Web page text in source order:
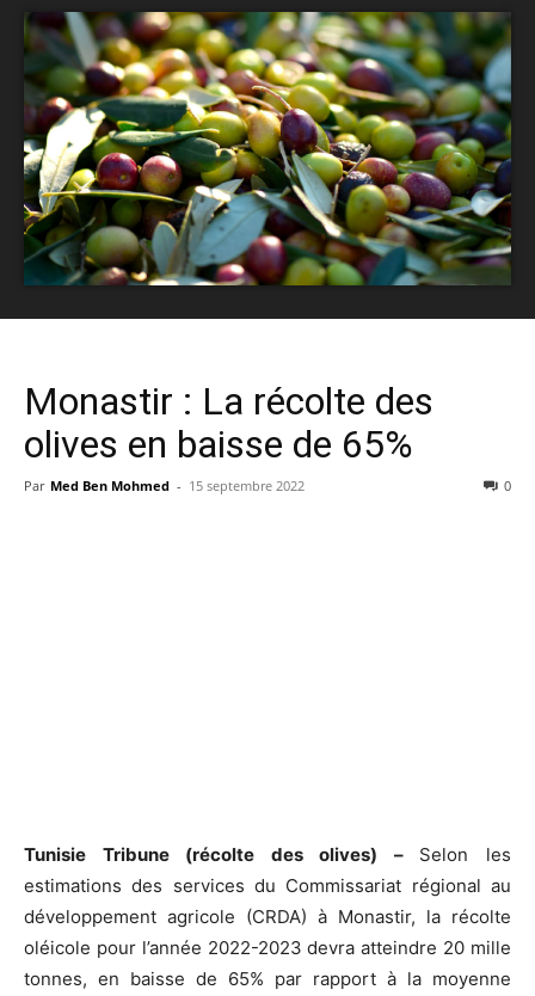
Monastir : La récolte des
olives en baisse de 65%
Par Med Ben Mohmed - 15 septembre 2022 0
Tunisie Tribune (récolte des olives) – Selon les
estimations des services du Commissariat régional au
développement agricole (CRDA) à Monastir, la récolte
oléicole pour l’année 2022-2023 devra atteindre 20 mille
tonnes, en baisse de 65% par rapport à la moyenne